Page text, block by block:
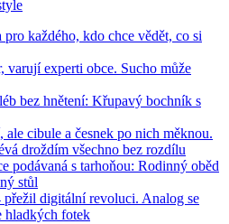
každého, kdo chce vědět, co si
varují experti obce. Sucho může
bez hnětení: Křupavý bochník s
cibule a česnek po nich měknou.
droždím všechno bez rozdílu
podávaná s tarhoňou: Rodinný oběd
stůl
přežil digitální revoluci. Analog se
hladkých fotek